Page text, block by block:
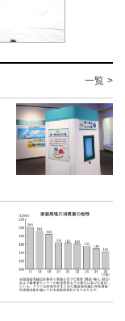
一覧 >